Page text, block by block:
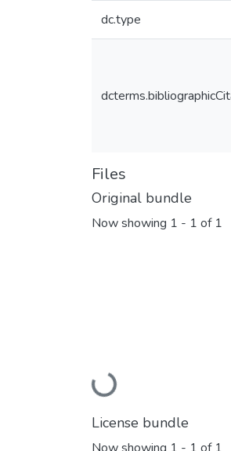
dc.type
Files
Original bundle
Now showing 1 - 1 of 1
Loading...
License bundle